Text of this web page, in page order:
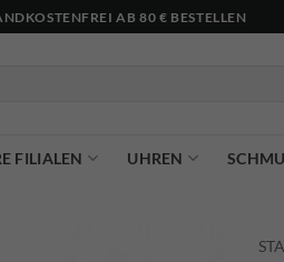
AB 80 € BESTELLEN
FILIALEN UHREN